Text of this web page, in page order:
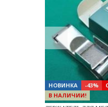
Previous
НОВИНКА -43%
В НАЛИЧИИ!